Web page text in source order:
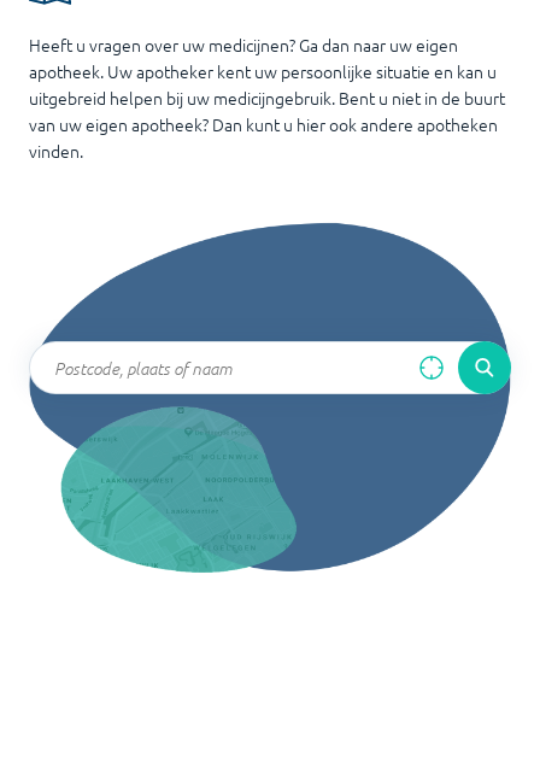
Heeft u vragen over uw medicijnen? Ga dan naar uw eigen
apotheek. Uw apotheker kent uw persoonlijke situatie en kan u
uitgebreid helpen bij uw medicijngebruik. Bent u niet in de buurt
van uw eigen apotheek? Dan kunt u hier ook andere apotheken
vinden.